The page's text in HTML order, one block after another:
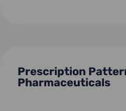
Prescription
Pharmaceuticals